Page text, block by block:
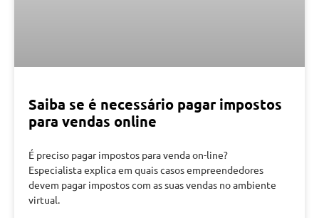
Saiba se é necessário pagar impostos
para vendas online
É preciso pagar impostos para venda on-line?
Especialista explica em quais casos empreendedores
devem pagar impostos com as suas vendas no ambiente
virtual.